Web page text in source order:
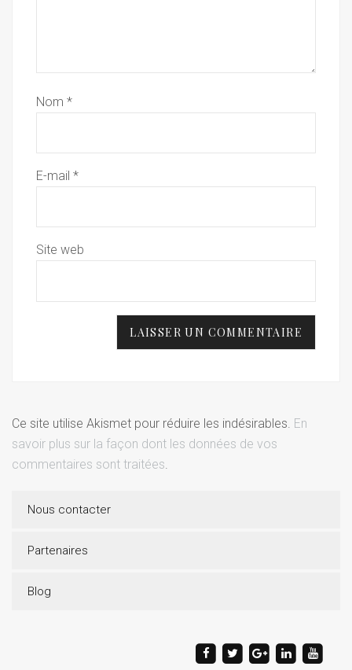
Nom *
E-mail *
Site web
Ce site utilise Akismet pour réduire les indésirables. En
savoir plus sur la façon dont les données de vos
commentaires sont traitées.
Nous contacter
Partenaires
Blog